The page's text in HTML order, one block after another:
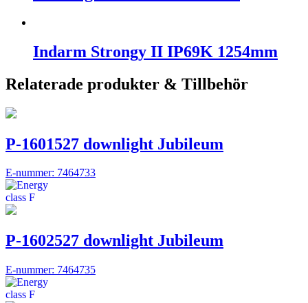
Indarm Strongy II IP69K 1254mm
Relaterade produkter & Tillbehör
P-1601527 downlight Jubileum
E-nummer: 7464733
P-1602527 downlight Jubileum
E-nummer: 7464735